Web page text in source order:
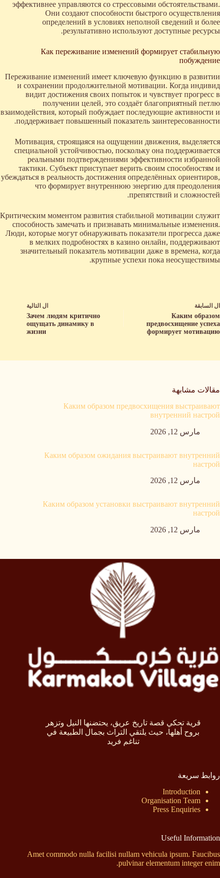
эффективнее управляются со стрессовыми обстоятельствами.
Они создают способности быстрого осуществления
определений в условиях неполной сведений и более
результативно используют доступные ресурсы.
Как переживание изменений формирует стабильную
побуждение
Переживание изменений имеет ключевую функцию в развитии
и сохранении продолжительной мотивации. Когда индивид
видит достижения своих попыток и чувствует прогресс в
получении целей, это создаёт благоприятный петлю
взаимодействия, который побуждает последующие активности и
поддерживает повышенный показатель заинтересованности.
Мотивация, строящаяся на ощущении движения, выделяется
специальной устойчивостью, поскольку она поддерживается
реальными подтверждениями эффективности избранной
тактики. Субъект приступает верить своим способностям и
убеждаться в реальность достижения определённых ориентиров,
что формирует внутреннюю энергию для преодоления
препятствий и сложностей.
Критическим моментом развития стабильной мотивации служит
способность замечать и признавать минимальные изменения.
Люди, которые могут обнаруживать показатели прогресса даже
в мелких подробностях в казино онлайн, поддерживают
значительный показатель мотивации даже в времена, когда
крупные успехи пока неосуществимы.
ال السابقة
Каким образом
предвосхищение успеха
формирует мотивацию
ال التالية
Зачем людям критично
ощущать динамику в
жизни
مقالات مشابهة
Каким образом предвосхищения выстраивают
внутренний настрой
مارس 12, 2026
Каким образом ожидания выстраивают внутренний
настрой
مارس 12, 2026
Каким образом установки выстраивают внутренний
настрой
مارس 12, 2026
قرية تحكي قصة تاريخ عريق، يحتضنها النيل وتزهر
بروح أهلها، حيث يلتقي التراث بجمال الطبيعة في
تناغم فريد
روابط سريعة
Introduction
Organisation Team
Press Enquiries
Useful Information
Amet commodo nulla facilisi nullam vehicula ipsum. Faucibus
pulvinar elementum integer enim.